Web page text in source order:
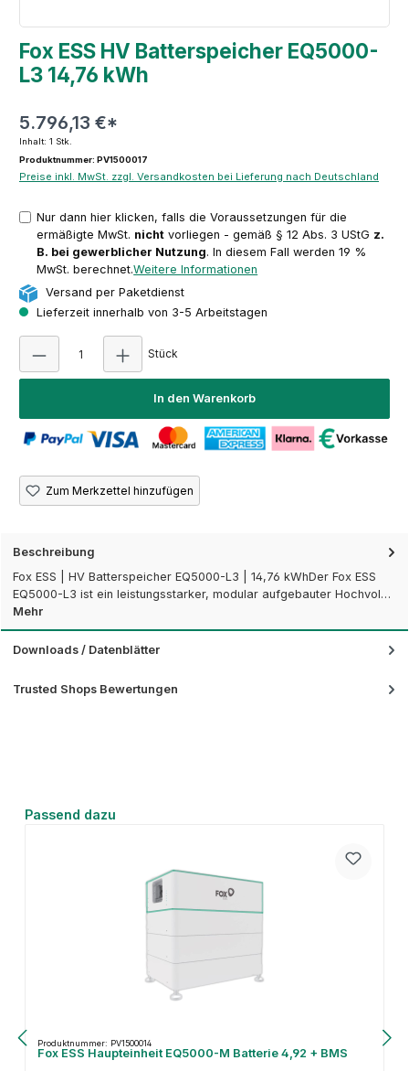
Fox ESS HV Batterspeicher EQ5000-
L3 14,76 kWh
5.796,13 €*
Inhalt: 1 Stk.
Produktnummer: PV1500017
Preise inkl. MwSt. zzgl. Versandkosten bei Lieferung nach Deutschland
Nur dann hier klicken, falls die Voraussetzungen für die
ermäßigte MwSt. nicht vorliegen - gemäß § 12 Abs. 3 UStG z.
B. bei gewerblicher Nutzung. In diesem Fall werden 19 %
MwSt. berechnet.Weitere Informationen
Versand per Paketdienst
Lieferzeit innerhalb von 3-5 Arbeitstagen
Stück
In den Warenkorb
Zum Merkzettel hinzufügen
Beschreibung
Fox ESS | HV Batterspeicher EQ5000-L3 | 14,76 kWhDer Fox ESS
EQ5000-L3 ist ein leistungsstarker, modular aufgebauter Hochvol…
Mehr
Downloads / Datenblätter
Trusted Shops Bewertungen
Produktgalerie überspringen
Passend dazu
Produktnummer: PV1500014
Fox ESS Haupteinheit EQ5000-M Batterie 4,92 + BMS